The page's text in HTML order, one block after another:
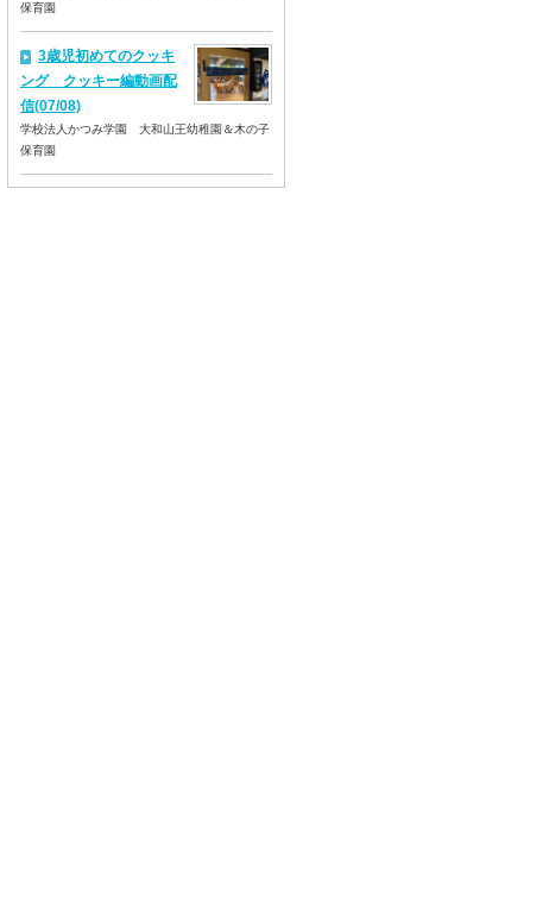
保育園
3歳児初めてのクッキ
ング クッキー編動画配
信(07/08)
学校法人かつみ学園 大和山王幼稚園＆木の子
保育園